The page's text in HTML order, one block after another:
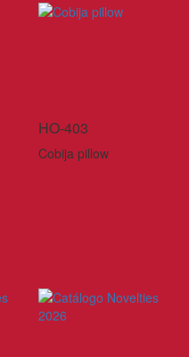
HO-403
Cobija pillow